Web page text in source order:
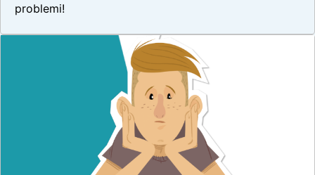
problemi!